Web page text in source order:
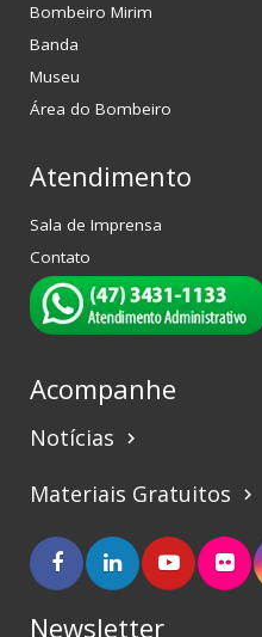
Bombeiro Mirim
Banda
Museu
Área do Bombeiro
Atendimento
Sala de Imprensa
Contato
Acompanhe
Notícias keyboard_arrow_right
Materiais Gratuitos keyboard_arrow_right
Newsletter